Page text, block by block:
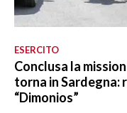
ESERCITO
Conclusa la
torna in Sardegna:
“Dimonios”